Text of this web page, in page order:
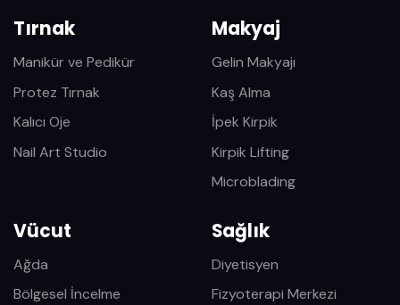
Tırnak
Manikür ve Pedikür
Protez Tırnak
Kalıcı Oje
Nail Art Studio
Makyaj
Gelin Makyajı
Kaş Alma
İpek Kirpik
Kirpik Lifting
Microblading
Vücut
Ağda
Bölgesel İncelme
Sağlık
Diyetisyen
Fizyoterapi Merkezi